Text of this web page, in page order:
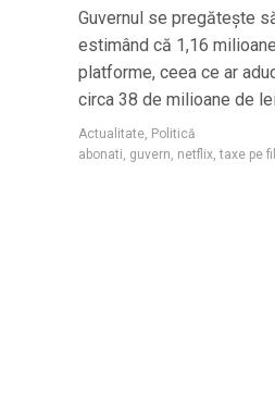
Guvernul se pregăteşte
estimând că 1,16
platforme, ceea ce ar
circa 38 de milioane de
Actualitate Politică
abonati guvern netflix ,taxe pe